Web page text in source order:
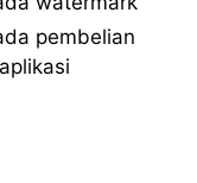
pembelian